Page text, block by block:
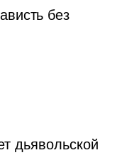
без
дьявольской